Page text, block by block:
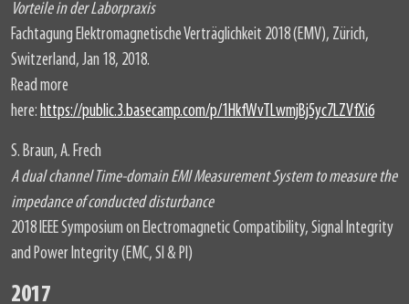
Vorteile in der Laborpraxis
Fachtagung Elektromagnetische Verträglichkeit 2018 (EMV), Zürich,
Switzerland, Jan 18, 2018.
Read more
here: https://public.3.basecamp.com/p/1HkfWvTLwmjBj5yc7LZVfXi6
S. Braun, A. Frech
A dual channel Time-domain EMI Measurement System to measure the
impedance of conducted disturbance
2018 IEEE Symposium on Electromagnetic Compatibility, Signal Integrity
and Power Integrity (EMC, SI & PI)
2017